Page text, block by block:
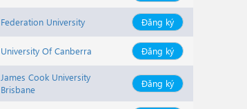
Federation University Đăng ký
University Of Canberra Đăng ký
James Cook University
Brisbane
Đăng ký